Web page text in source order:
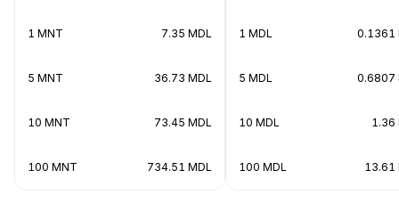
1 MNT 7.35 MDL
5 MNT 36.73 MDL
10 MNT 73.45 MDL
100 MNT 734.51 MDL
1 MDL 0.1361
5 MDL 0.6807
10 MDL 1.36
100 MDL 13.61